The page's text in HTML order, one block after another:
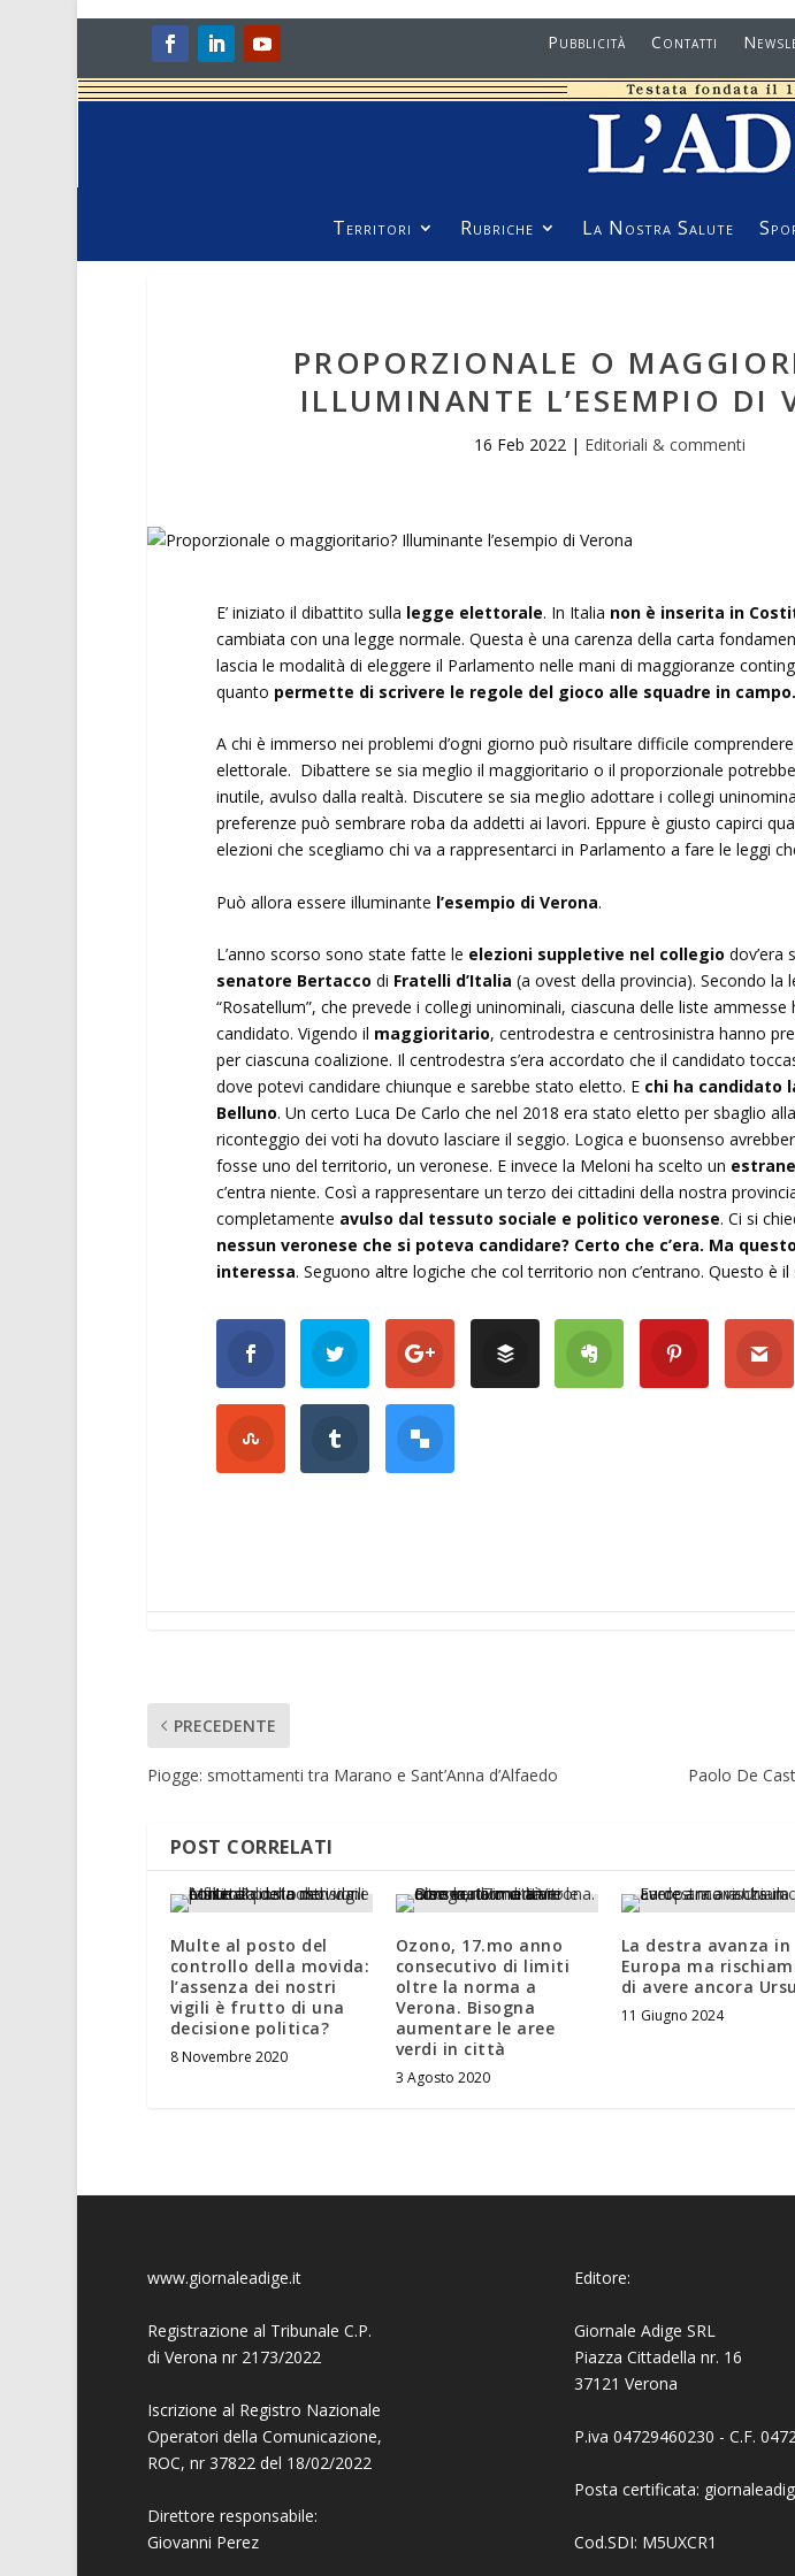
Pubblicità Contatti
Territori Rubriche La Nostra Salute
PROPORZIONALE O
ILLUMINANTE L’ESEMPIO DI
16 Feb 2022| Editoriali & commenti
E’ iniziato il dibattito sulla legge elettorale. In Italia non è inserita in
cambiata con una legge normale. Questa è una carenza della carta
lascia le modalità di eleggere il Parlamento nelle mani di maggioranze
quanto permette di scrivere le regole del gioco alle squadre in campo.
A chi è immerso nei problemi d’ogni giorno può risultare difficile
elettorale. Dibattere se sia meglio il maggioritario o il proporzionale
inutile, avulso dalla realtà. Discutere se sia meglio adottare i collegi
preferenze può sembrare roba da addetti ai lavori. Eppure è giusto capirci
elezioni che scegliamo chi va a rappresentarci in Parlamento a fare le leggi
Può allora essere illuminante l’esempio di Verona.
L’anno scorso sono state fatte le elezioni suppletive nel collegio dov’era
senatore Bertacco di Fratelli d’Italia (a ovest della provincia). Secondo la
“Rosatellum”, che prevede i collegi uninominali, ciascuna delle liste
candidato. Vigendo il maggioritario, centrodestra e centrosinistra hanno
per ciascuna coalizione. Il centrodestra s’era accordato che il candidato
dove potevi candidare chiunque e sarebbe stato eletto. E chi ha candidato
Belluno. Un certo Luca De Carlo che nel 2018 era stato eletto per sbaglio
riconteggio dei voti ha dovuto lasciare il seggio. Logica e buonsenso
fosse uno del territorio, un veronese. E invece la Meloni ha scelto un
c’entra niente. Così a rappresentare un terzo dei cittadini della nostra
completamente avulso dal tessuto sociale e politico veronese. Ci si
nessun veronese che si poteva candidare? Certo che c’era. Ma
interessa. Seguono altre logiche che col territorio non c’entrano. Questo è
PRECEDENTE
Piogge: smottamenti tra Marano e Sant’Anna d’Alfaedo
Paolo De
POST CORRELATI
Multe al posto del
controllo della movida:
l’assenza dei nostri
vigili è frutto di una
decisione politica?
8 Novembre 2020
Ozono, 17.mo anno
consecutivo di limiti
oltre la norma a
Verona. Bisogna
aumentare le aree
verdi in città
3 Agosto 2020
La destra avanza in
Europa ma
di avere ancora
11 Giugno 2024
www.giornaleadige.it
Registrazione al Tribunale C.P.
di Verona nr 2173/2022
Iscrizione al Registro Nazionale
Operatori della Comunicazione,
ROC, nr 37822 del 18/02/2022
Direttore responsabile:
Giovanni Perez
Editore:
Giornale Adige SRL
Piazza Cittadella nr. 16
37121 Verona
P.iva 04729460230 - C.F.
Posta certificata:
Cod.SDI: M5UXCR1